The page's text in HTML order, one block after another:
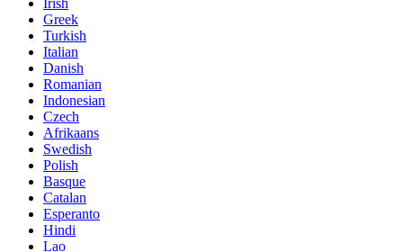
Irish
Greek
Turkish
Italian
Danish
Romanian
Indonesian
Czech
Afrikaans
Swedish
Polish
Basque
Catalan
Esperanto
Hindi
Lao